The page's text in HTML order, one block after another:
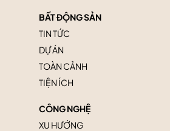
BẤT ĐỘNG SẢN
TIN TỨC
DỰ ÁN
TOÀN CẢNH
TIỆN ÍCH
CÔNG NGHỆ
XU HƯỚNG